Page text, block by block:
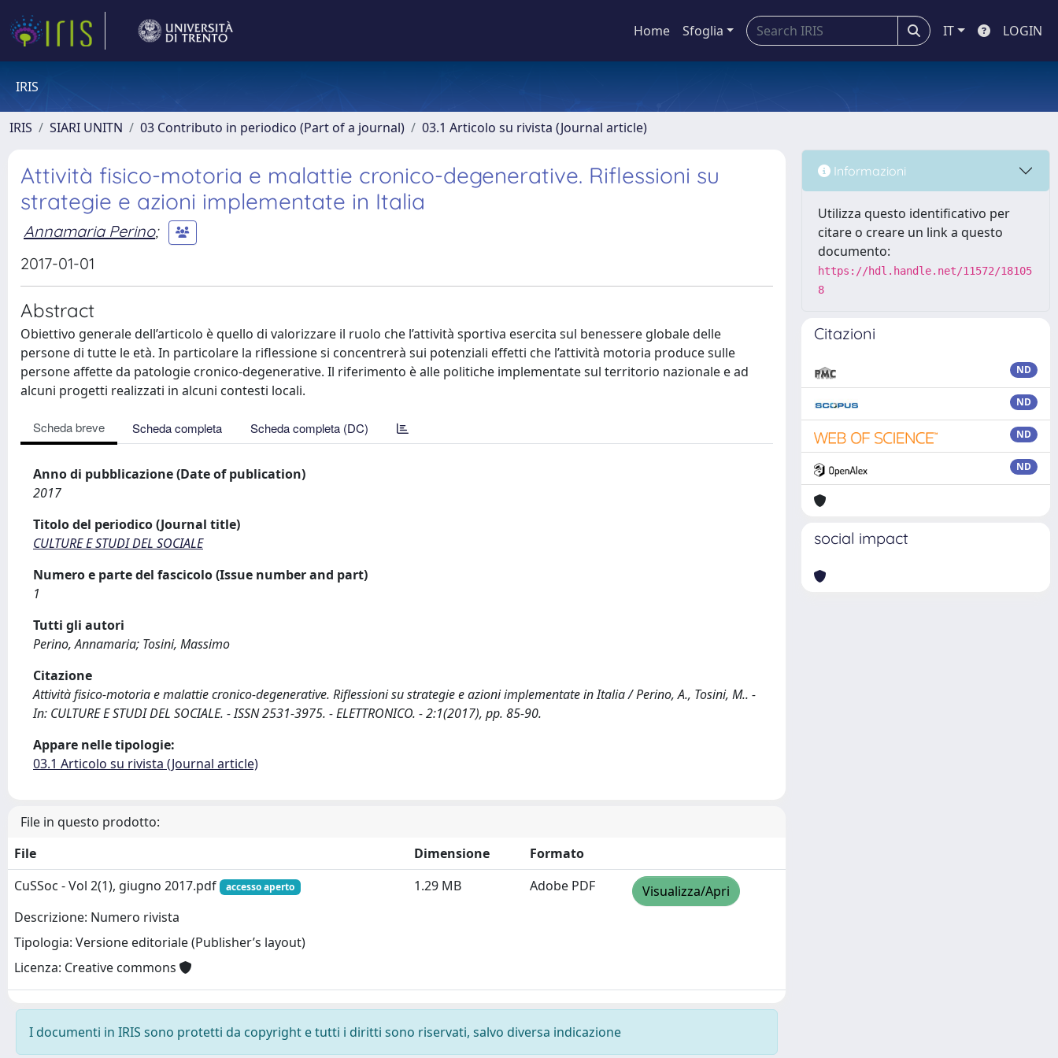
Home Sfoglia IT LOGIN
IRIS
IRIS SIARI UNITN 03 Contributo in periodico (Part of a journal) 03.1 Articolo su rivista (Journal article)
Attività fisico-motoria e malattie cronico-degenerative. Riflessioni su
strategie e azioni implementate in Italia
Annamaria Perino;
2017-01-01
Abstract
Obiettivo generale dell’articolo è quello di valorizzare il ruolo che l’attività sportiva esercita sul benessere globale delle
persone di tutte le età. In particolare la riflessione si concentrerà sui potenziali effetti che l’attività motoria produce sulle
persone affette da patologie cronico-degenerative. Il riferimento è alle politiche implementate sul territorio nazionale e ad
alcuni progetti realizzati in alcuni contesti locali.
Scheda breve Scheda completa Scheda completa (DC)
Anno di pubblicazione (Date of publication)
2017
Titolo del periodico (Journal title)
CULTURE E STUDI DEL SOCIALE
Numero e parte del fascicolo (Issue number and part)
1
Tutti gli autori
Perino, Annamaria; Tosini, Massimo
Citazione
Attività fisico-motoria e malattie cronico-degenerative. Riflessioni su strategie e azioni implementate in Italia / Perino, A., Tosini, M.. -
In: CULTURE E STUDI DEL SOCIALE. - ISSN 2531-3975. - ELETTRONICO. - 2:1(2017), pp. 85-90.
Appare nelle tipologie:
03.1 Articolo su rivista (Journal article)
File in questo prodotto:
File
Dimensione
Formato
CuSSoc - Vol 2(1), giugno 2017.pdf
accesso aperto
Descrizione: Numero rivista
Tipologia: Versione editoriale (Publisher’s layout)
Licenza: Creative commons
1.29 MB Adobe PDF Visualizza/Apri
I documenti in IRIS sono protetti da copyright e tutti i diritti sono riservati, salvo diversa indicazione
Informazioni
Utilizza questo identificativo per
citare o creare un link a questo
documento:
https://hdl.handle.net/11572/18105
8
Citazioni
ND
ND
ND
ND
social impact